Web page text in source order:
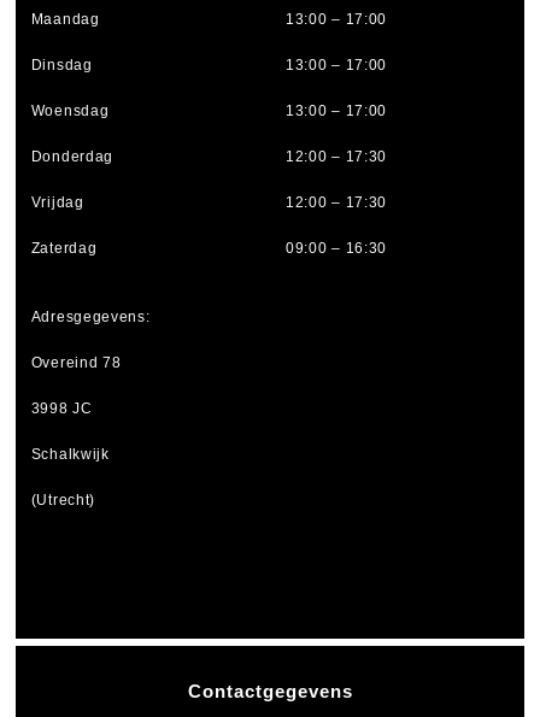
Contactgegevens
Maandag 13:00 – 17:00
Dinsdag 13:00 – 17:00
Woensdag 13:00 – 17:00
Donderdag 12:00 – 17:30
Vrijdag 12:00 – 17:30
Zaterdag 09:00 – 16:30
Adresgegevens:
Overeind 78
3998 JC
Schalkwijk
(Utrecht)